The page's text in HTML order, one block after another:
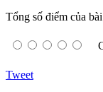
Tổng số điểm của
Tweet